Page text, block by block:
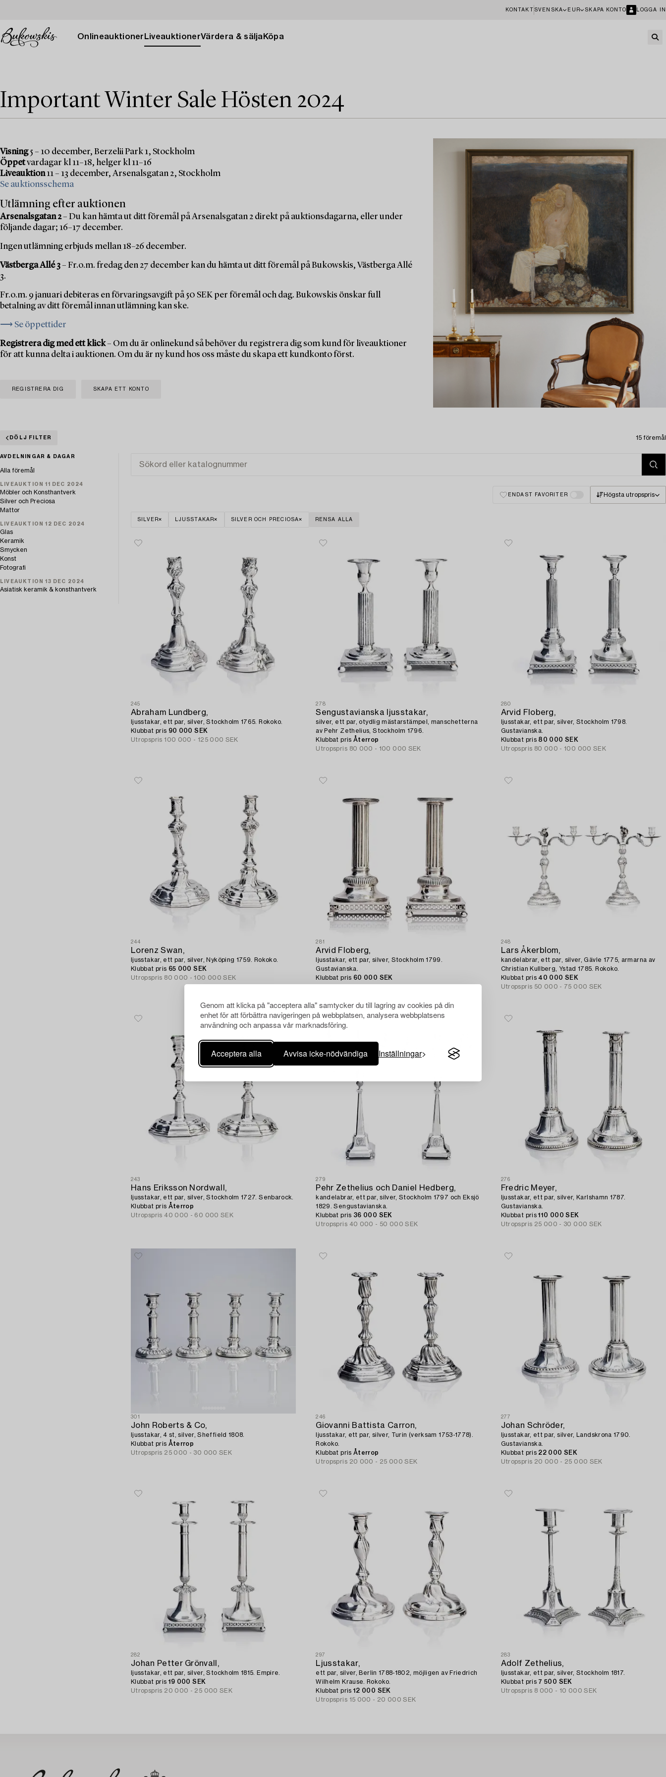
Genom att klicka på "acceptera alla" samtycker du till lagring av cookies på din
enhet för att förbättra navigeringen på webbplatsen, analysera webbplatsens
användning och anpassa vår marknadsföring.
Acceptera alla Avvisa icke-nödvändiga Inställningar
KONTAKT SVENSKA EUR SKAPA KONTO LOGGA IN
Onlineauktioner LiveauktionerVärdera & sälja Köpa
Important Winter Sale Hösten 2024
Visning5 – 10 december, Berzelii Park 1, Stockholm
Öppetvardagar kl 11–18, helger kl 11–16
Liveauktion11 – 13 december, Arsenalsgatan 2, Stockholm
Se auktionsschema
Utlämning efter auktionen
Arsenalsgatan 2– Du kan hämta ut ditt föremål på Arsenalsgatan 2 direkt på auktionsdagarna, eller under
följande dagar; 16–17 december.
Ingen utlämning erbjuds mellan 18–26 december.
Västberga Allé 3– Fr.o.m. fredag den 27 december kan du hämta ut ditt föremål på Bukowskis, Västberga Allé
3.
Fr.o.m. 9 januari debiteras en förvaringsavgift på 50 SEK per föremål och dag. Bukowskis önskar full
betalning av ditt föremål innan utlämning kan ske.
⟶ Se öppettider
Registrera dig med ett klick– Om du är onlinekund så behöver du registrera dig som kund för liveauktioner
för att kunna delta i auktionen. Om du är ny kund hos oss måste du skapa ett kundkonto först.
REGISTRERA DIG SKAPA ETT KONTO
DÖLJ FILTER 15 föremål
AVDELNINGAR & DAGAR
Alla föremål
LIVEAUKTION 11 DEC 2024
Möbler och Konsthantverk
Silver och Preciosa
Mattor
LIVEAUKTION 12 DEC 2024
Glas
Keramik
Smycken
Konst
Fotografi
LIVEAUKTION 13 DEC 2024
Asiatisk keramik & konsthantverk
ENDAST FAVORITER Högsta utropspris
SILVER LJUSSTAKAR SILVER OCH PRECIOSA RENSA ALLA
245
Abraham Lundberg,
ljusstakar, ett par, silver, Stockholm 1765. Rokoko.
Klubbat pris 90 000 SEK
Utropspris 100 000 - 125 000 SEK
278
Sengustavianska ljusstakar,
silver, ett par, otydlig mästarstämpel, manschetterna
av Pehr Zethelius, Stockholm 1796.
Klubbat prisÅterrop
Utropspris 80 000 - 100 000 SEK
280
Arvid Floberg,
ljusstakar, ett par, silver, Stockholm 1798.
Gustavianska.
Klubbat pris 80 000 SEK
Utropspris 80 000 - 100 000 SEK
244
Lorenz Swan,
ljusstakar, ett par, silver, Nyköping 1759. Rokoko.
Klubbat pris 65 000 SEK
Utropspris 80 000 - 100 000 SEK
281
Arvid Floberg,
ljusstakar, ett par, silver, Stockholm 1799.
Gustavianska.
Klubbat pris 60 000 SEK
248
Lars Åkerblom,
kandelabrar, ett par, silver, Gävle 1775, armarna av
Christian Kullberg, Ystad 1785. Rokoko.
Klubbat pris 40 000 SEK
Utropspris 50 000 - 75 000 SEK
243
Hans Eriksson Nordwall,
ljusstakar, ett par, silver, Stockholm 1727. Senbarock.
Klubbat pris Återrop
Utropspris 40 000 - 60 000 SEK
279
Pehr Zethelius och Daniel Hedberg,
kandelabrar, ett par, silver, Stockholm 1797 och Eksjö
1829. Sengustavianska.
Klubbat pris 36 000 SEK
Utropspris 40 000 - 50 000 SEK
276
Fredric Meyer,
ljusstakar, ett par, silver, Karlshamn 1787.
Gustavianska.
Klubbat pris110 000 SEK
Utropspris 25 000 - 30 000 SEK
301
John Roberts & Co,
ljusstakar, 4 st, silver, Sheffield 1808.
Klubbat pris Återrop
Utropspris 25 000 - 30 000 SEK
246
Giovanni Battista Carron,
ljusstakar, ett par, silver, Turin (verksam 1753-1778).
Rokoko.
Klubbat prisÅterrop
Utropspris 20 000 - 25 000 SEK
277
Johan Schröder,
ljusstakar, ett par, silver, Landskrona 1790.
Gustavianska.
Klubbat pris 22 000 SEK
Utropspris 20 000 - 25 000 SEK
282
Johan Petter Grönvall,
ljusstakar, ett par, silver, Stockholm 1815. Empire.
Klubbat pris 19 000 SEK
Utropspris 20 000 - 25 000 SEK
297
Ljusstakar,
ett par, silver, Berlin 1788-1802, möjligen av Friedrich
Wilhelm Krause. Rokoko.
Klubbat pris12 000 SEK
Utropspris 15 000 - 20 000 SEK
283
Adolf Zethelius,
ljusstakar, ett par, silver, Stockholm 1817.
Klubbat pris 7 500 SEK
Utropspris 8 000 - 10 000 SEK